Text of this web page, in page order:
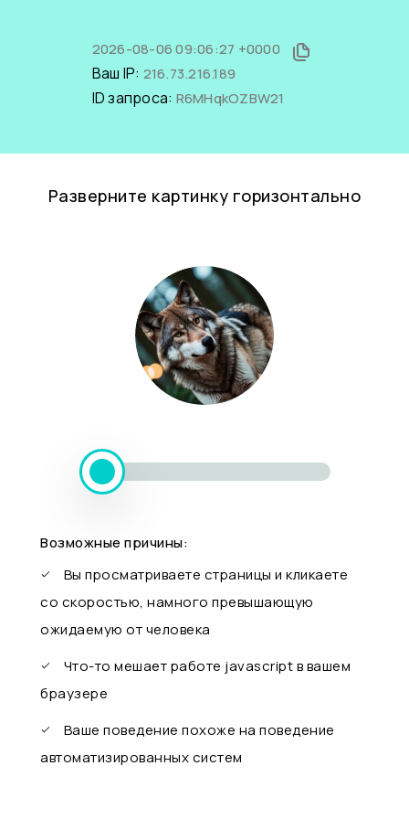
2026-08-06 09:06:27 +0000
Ваш IP: 216.73.216.189
ID запроса: R6MHqkOZBW21
Разверните картинку горизонтально
Возможные причины:
Вы просматриваете страницы и кликаете
со скоростью, намного превышающую
ожидаемую от человека
Что-то мешает работе javascript в вашем
браузере
Ваше поведение похоже на поведение
автоматизированных систем